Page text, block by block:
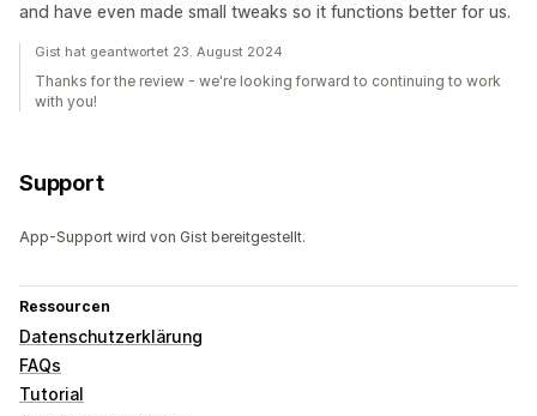
and have even made small tweaks so it functions better for us.
Gist hat geantwortet 23. August 2024
Thanks for the review - we're looking forward to continuing to work
with you!
Support
App-Support wird von Gist bereitgestellt.
Ressourcen
Datenschutzerklärung
FAQs
Tutorial